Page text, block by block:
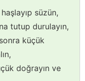
süzün,
tutup durulayın,
küçük
doğrayın ve